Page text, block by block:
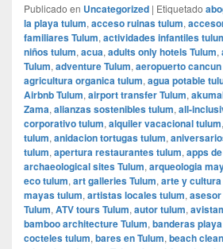
Publicado en Uncategorized | Etiquetado
la playa tulum, acceso ruinas tulum,
familiares Tulum, actividades infantiles
niños tulum, acua, adults only hotels Tulum,
Tulum, adventure Tulum, aeropuerto
agricultura organica tulum, agua potable
Airbnb Tulum, airport transfer Tulum,
Zama, alianzas sostenibles tulum, all-
corporativo tulum, alquiler vacacional tulum,
tulum, anidacion tortugas tulum,
tulum, apertura restaurantes tulum, apps
archaeological sites Tulum, arqueologia
eco tulum, art galleries Tulum, arte y
mayas tulum, artistas locales tulum,
Tulum, ATV tours Tulum, autor tulum,
bamboo architecture Tulum, banderas
cocteles tulum, bares en Tulum, beach